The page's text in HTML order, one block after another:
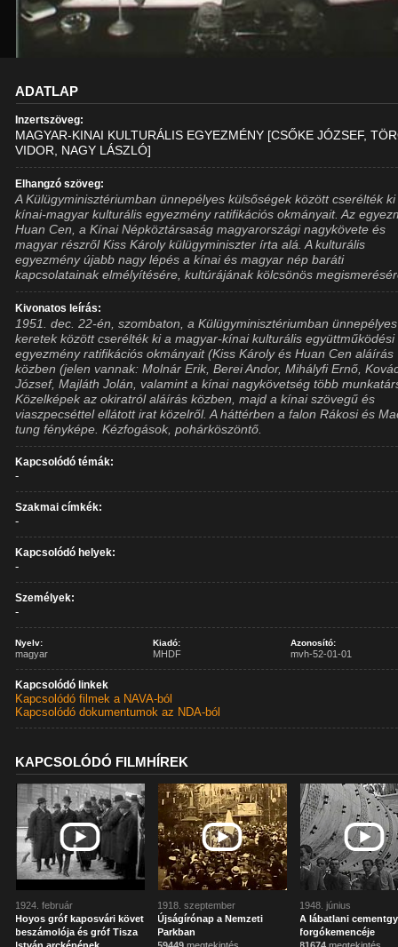
ADATLAP
Inzertszöveg:
MAGYAR-KINAI KULTURÁLIS EGYEZMÉNY [CSŐKE JÓZSEF,
VIDOR, NAGY LÁSZLÓ]
Elhangzó szöveg:
A Külügyminisztériumban ünnepélyes külsőségek között cserélték
kínai-magyar kulturális egyezmény ratifikációs okmányait. Az
Huan Cen, a Kínai Népköztársaság magyarországi nagykövete és
magyar részről Kiss Károly külügyminiszter írta alá. A kulturális
egyezmény újabb nagy lépés a kínai és magyar nép baráti
kapcsolatainak elmélyítésére, kultúrájának kölcsönös
Kivonatos leírás:
1951. dec. 22-én, szombaton, a Külügyminisztériumban ünnepélyes
keretek között cserélték ki a magyar-kínai kulturális együttműködési
egyezmény ratifikációs okmányait (Kiss Károly és Huan Cen aláírás
közben (jelen vannak: Molnár Erik, Berei Andor, Mihályfi Ernő,
József, Majláth Jolán, valamint a kínai nagykövetség több
Közelképek az okiratról aláírás közben, majd a kínai szövegű és
viaszpecséttel ellátott irat közelről. A háttérben a falon Rákosi és
tung fényképe. Kézfogások, pohárköszöntő.
Kapcsolódó témák:
-
Szakmai címkék:
-
Kapcsolódó helyek:
-
Személyek:
-
Nyelv:
magyar
Kiadó:
MHDF
Azonosító:
mvh-52-01-01
Kapcsolódó linkek
Kapcsolódó filmek a NAVA-ból
Kapcsolódó dokumentumok az NDA-ból
KAPCSOLÓDÓ FILMHÍREK
1924. február
Hoyos gróf kaposvári követ
beszámolója és gróf Tisza
1918. szeptember
Újságírónap a Nemzeti
Parkban
1948. június
A lábatlani
forgókemencéje